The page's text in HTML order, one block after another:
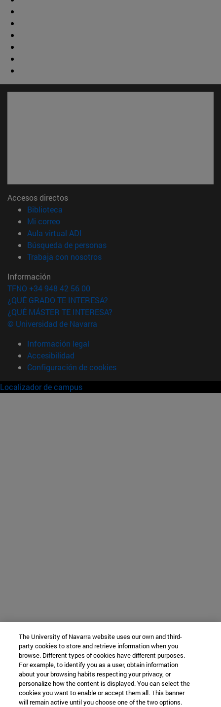
Accesos directos
Biblioteca
Mi correo(abre en nueva ventana)
Aula virtual ADI
Búsqueda de personas(abre en nueva ventana)
Trabaja con nosotros(abre en nueva ventana)
Información
TFNO +34 948 42 56 00
¿QUÉ GRADO TE INTERESA?
¿QUÉ MÁSTER TE INTERESA?
© Universidad de Navarra
Información legal
Accesibilidad
Configuración de cookies
Localizador de campus
The University of Navarra website uses our own and third-
party cookies to store and retrieve information when you
browse. Different types of cookies have different purposes.
For example, to identify you as a user, obtain information
about your browsing habits respecting your privacy, or
personalize how the content is displayed. You can select the
cookies you want to enable or accept them all. This banner
will remain active until you choose one of the two options.